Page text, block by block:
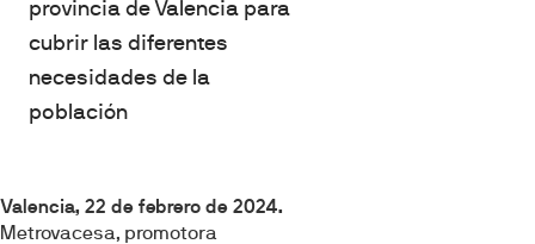
provincia de Valencia para
cubrir las diferentes
necesidades de la
población
Valencia, 22 de febrero de 2024.
Metrovacesa, promotora